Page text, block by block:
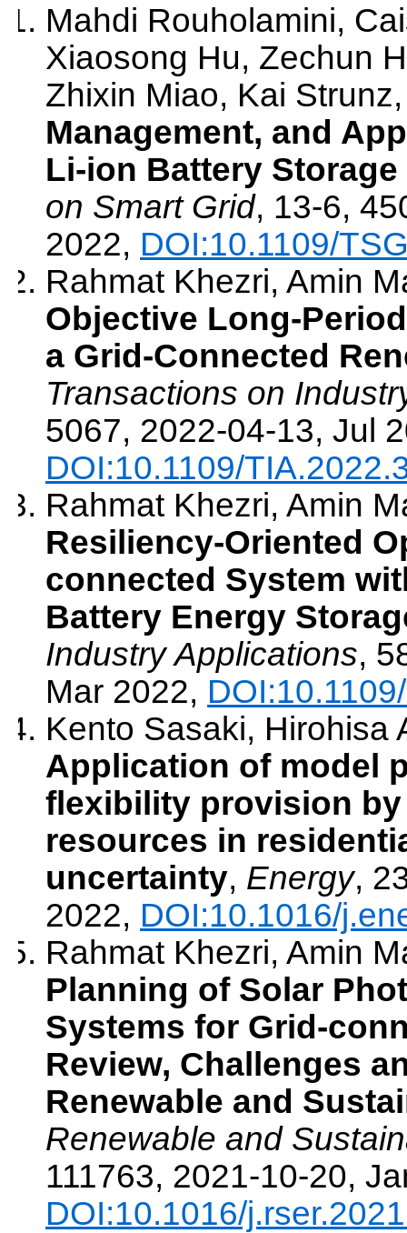
Mahdi Rouholamini,
Xiaosong Hu, Zechun
Zhixin Miao, Kai Strunz
Management, and
Li-ion Battery
on Smart Grid, 13-6,
2022, DOI:10.1109/
Rahmat Khezri, Amin
Objective Long-
a Grid-Connected
Transactions on
5067, 2022-04-13, Jul
DOI:10.1109/
Rahmat Khezri, Amin
Resiliency-Oriented
connected System
Battery Energy
Industry Applications,
Mar 2022,
Kento Sasaki, Hirohisa
Application of model
flexibility provision
resources in
uncertainty, Energy,
2022, DOI:10.1016/
Rahmat Khezri, Amin
Planning of Solar
Systems for Grid-
Review, Challenges
Renewable and
Renewable and
111763, 2021-10-20,
DOI:10.1016/